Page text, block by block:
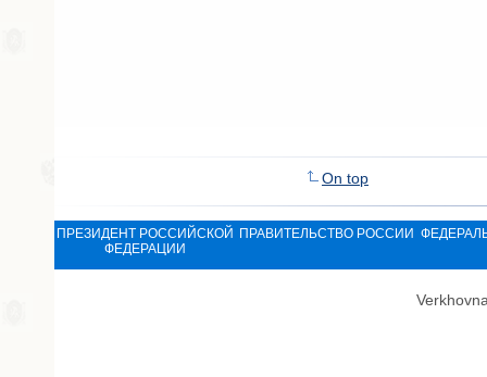
On top
ПРЕЗИДЕНТ РОССИЙСКОЙ
ФЕДЕРАЦИИ
ПРАВИТЕЛЬСТВО РОССИИ